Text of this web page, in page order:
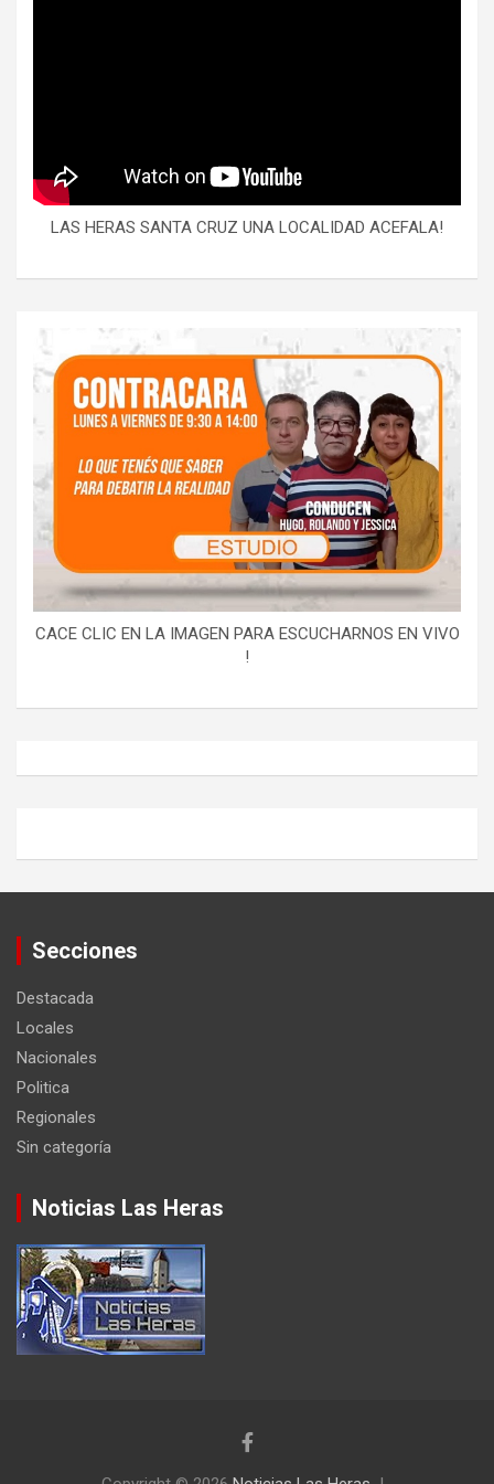
LAS HERAS SANTA CRUZ UNA LOCALIDAD ACEFALA!
CACE CLIC EN LA IMAGEN PARA ESCUCHARNOS EN VIVO
!
Secciones
Destacada
Locales
Nacionales
Politica
Regionales
Sin categoría
Noticias Las Heras